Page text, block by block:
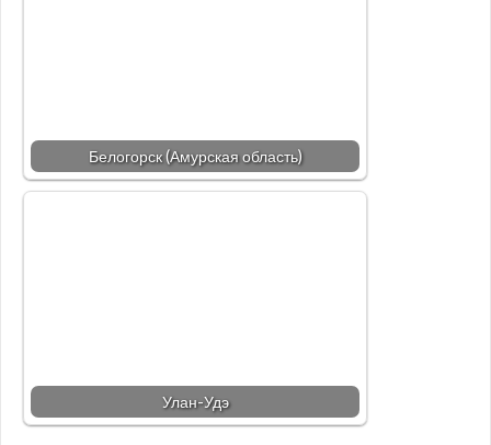
Белогорск (Амурская область)
Улан-Удэ